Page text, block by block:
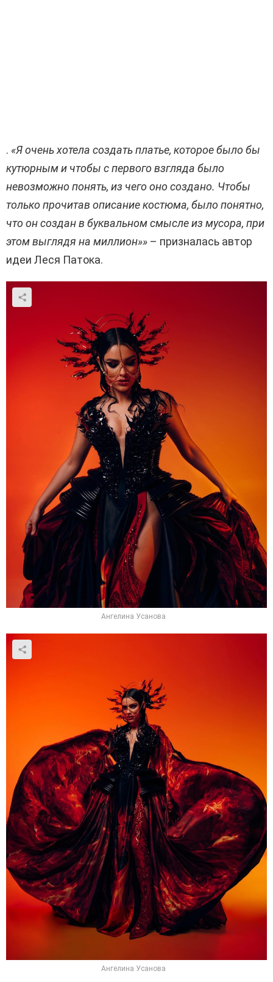
. «Я очень хотела создать платье, которое было бы
кутюрным и чтобы с первого взгляда было
невозможно понять, из чего оно создано. Чтобы
только прочитав описание костюма, было понятно,
что он создан в буквальном смысле из мусора, при
этом выглядя на миллион»» – призналась автор
идеи Леся Патока.
Ангелина Усанова
Ангелина Усанова